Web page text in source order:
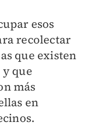
esos
recolectar
que existen
que
más
en